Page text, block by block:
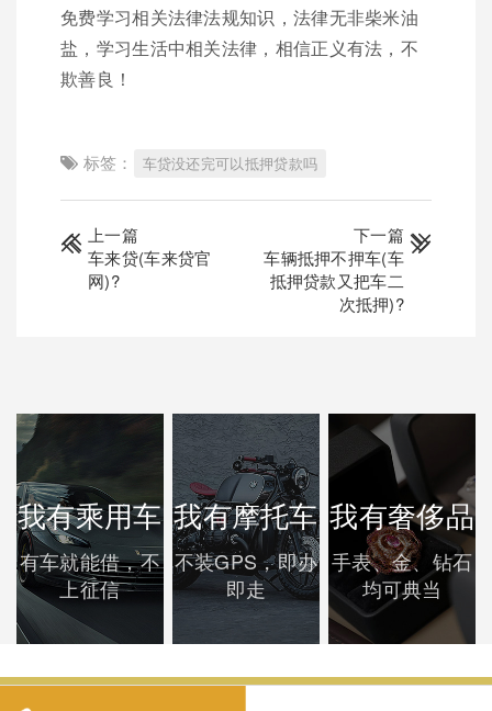
免费学习相关法律法规知识，法律无非柴米油
盐，学习生活中相关法律，相信正义有法，不
欺善良！
标签： 车贷没还完可以抵押贷款吗
上一篇
车来贷(车来贷官
网)?
下一篇
车辆抵押不押车(车
抵押贷款又把车二
次抵押)?
我有乘用车
有车就能借，不
上征信
我有摩托车
不装GPS，即办
即走
我有奢侈品
手表、金、钻石
均可典当